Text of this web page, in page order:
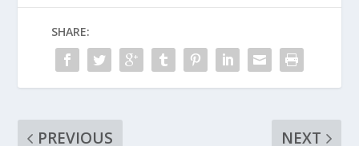
SHARE:
PREVIOUS
NEXT